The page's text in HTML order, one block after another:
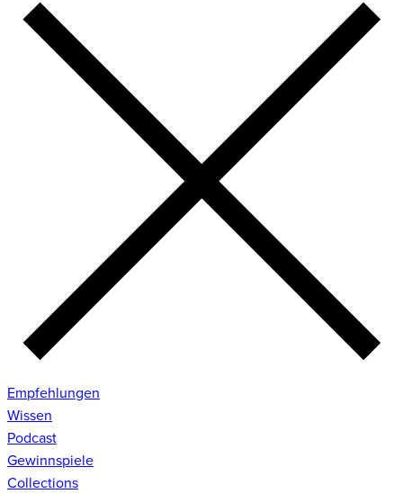
Empfehlungen
Wissen
Podcast
Gewinnspiele
Collections